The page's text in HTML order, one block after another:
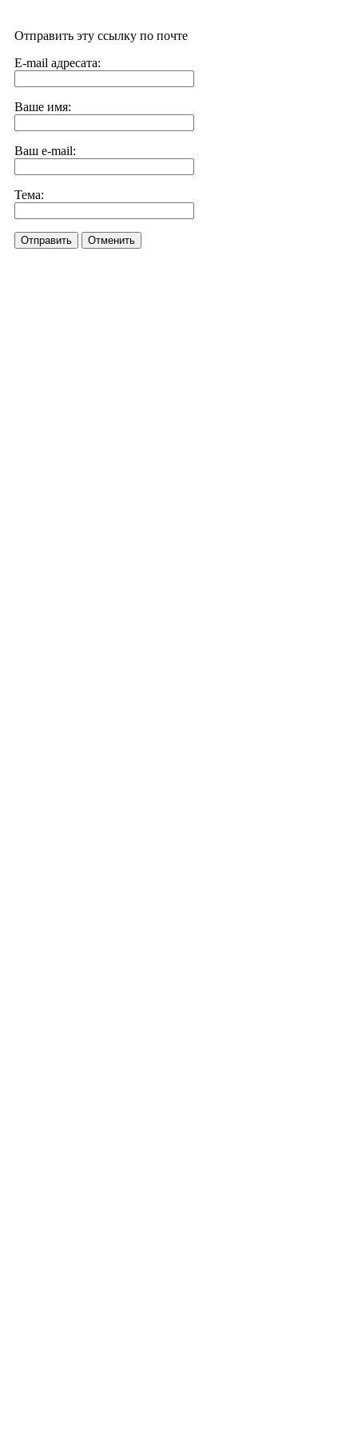
Отправить эту ссылку по почте
E-mail адресата:
Ваше имя:
Ваш e-mail:
Тема:
Отправить Отменить